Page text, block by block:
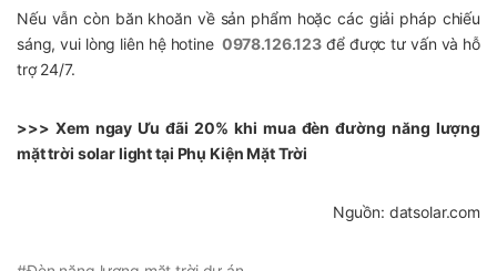
Nếu vẫn còn băn khoăn về sản phẩm hoặc các giải pháp chiếu
sáng, vui lòng liên hệ hotine 0978.126.123 để được tư vấn và hỗ
trợ 24/7.
>>> Xem ngay Ưu đãi 20% khi mua đèn đường năng lượng
mặt trời solar light tại Phụ Kiện Mặt Trời
Nguồn: datsolar.com